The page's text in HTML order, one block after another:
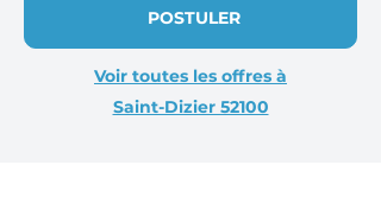
POSTULER
Voir toutes les offres à
Saint-Dizier 52100